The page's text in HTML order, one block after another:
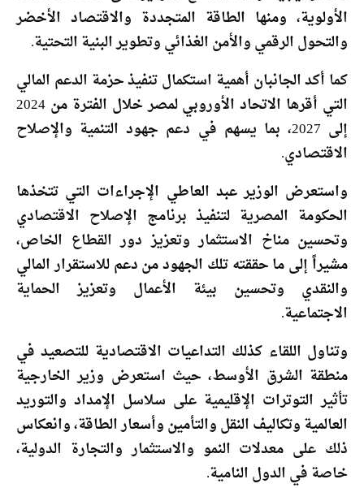
الأولوية، ومنها الطاقة المتجددة والاقتصاد الأخضر
والتحول الرقمي والأمن الغذائي وتطوير البنية التحتية.
كما أكد الجانبان أهمية استكمال تنفيذ حزمة الدعم المالي
التي أقرها الاتحاد الأوروبي لمصر خلال الفترة من 2024
إلى 2027، بما يسهم في دعم جهود التنمية والإصلاح
الاقتصادي.
واستعرض الوزير عبد العاطي الإجراءات التي تتخذها
الحكومة المصرية لتنفيذ برنامج الإصلاح الاقتصادي
وتحسين مناخ الاستثمار وتعزيز دور القطاع الخاص،
مشيراً إلى ما حققته تلك الجهود من دعم للاستقرار المالي
والنقدي وتحسين بيئة الأعمال وتعزيز الحماية
الاجتماعية.
وتناول اللقاء كذلك التداعيات الاقتصادية للتصعيد في
منطقة الشرق الأوسط، حيث استعرض وزير الخارجية
تأثير التوترات الإقليمية على سلاسل الإمداد والتوريد
العالمية وتكاليف النقل والتأمين وأسعار الطاقة، وانعكاس
ذلك على معدلات النمو والاستثمار والتجارة الدولية،
خاصة في الدول النامية.